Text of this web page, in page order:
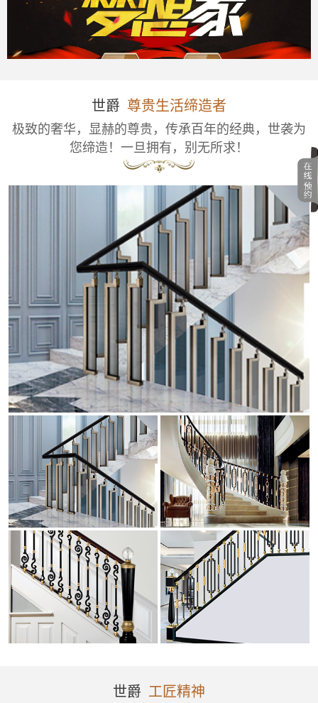
世爵 尊贵生活缔造者
极致的奢华，显赫的尊贵，传承百年的经典，世袭为
您缔造！一旦拥有，别无所求！
世爵 工匠精神